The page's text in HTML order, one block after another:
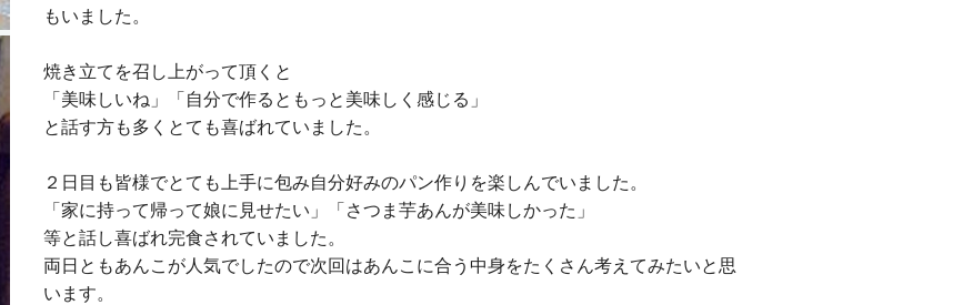
もいました。
焼き立てを召し上がって頂くと
「美味しいね」「自分で作るともっと美味しく感じる」
と話す方も多くとても喜ばれていました。
２日目も皆様でとても上手に包み自分好みのパン作りを楽しんでいました。
「家に持って帰って娘に見せたい」「さつま芋あんが美味しかった」
等と話し喜ばれ完食されていました。
両日ともあんこが人気でしたので次回はあんこに合う中身をたくさん考えてみたいと思
います。